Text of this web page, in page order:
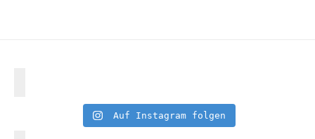
Auf Instagram folgen